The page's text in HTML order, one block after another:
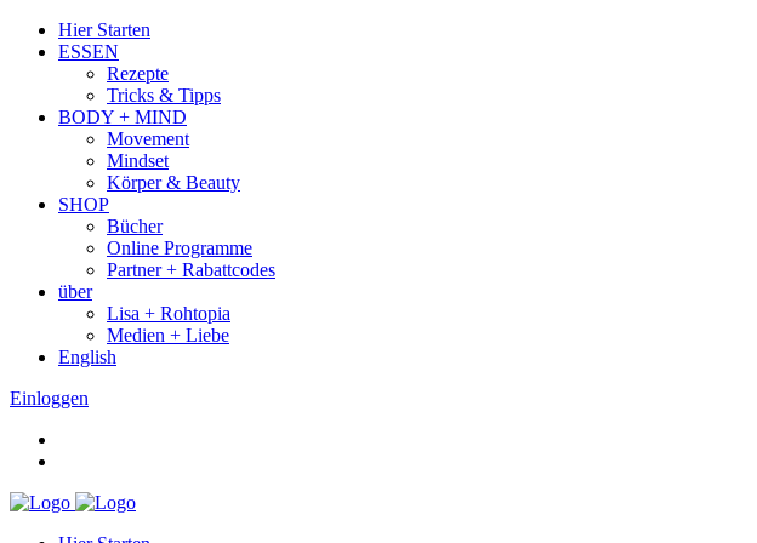
Hier Starten
ESSEN
Rezepte
Tricks & Tipps
BODY + MIND
Movement
Mindset
Körper & Beauty
SHOP
Bücher
Online Programme
Partner + Rabattcodes
über
Lisa + Rohtopia
Medien + Liebe
English
Einloggen